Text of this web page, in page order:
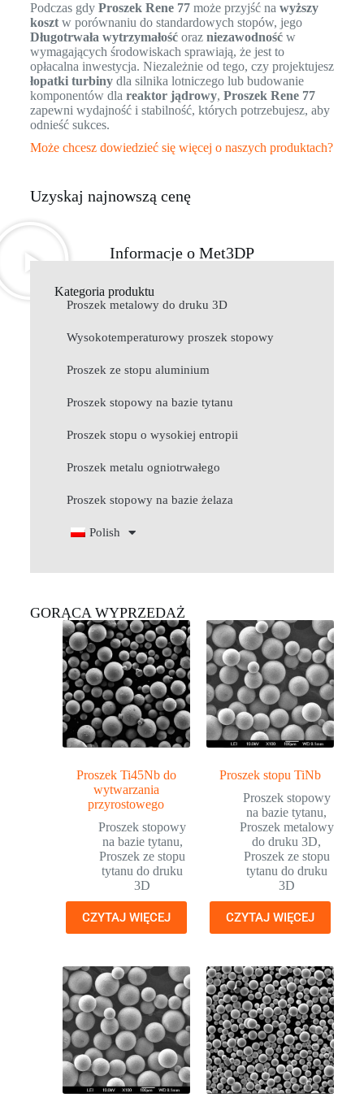
Podczas gdy Proszek Rene 77może przyjść na wyższy
kosztw porównaniu do standardowych stopów, jego
Długotrwała wytrzymałośćoraz niezawodnośćw
wymagających środowiskach sprawiają, że jest to
opłacalna inwestycja. Niezależnie od tego, czy projektujesz
łopatki turbinydla silnika lotniczego lub budowanie
komponentów dla reaktor jądrowy, Proszek Rene 77
zapewni wydajność i stabilność, których potrzebujesz, aby
odnieść sukces.
Może chcesz dowiedzieć się więcej o naszych produktach?
Uzyskaj najnowszą cenę
Informacje o Met3DP
Kategoria produktu
Proszek metalowy do druku 3D
Wysokotemperaturowy proszek stopowy
Proszek ze stopu aluminium
Proszek stopowy na bazie tytanu
Proszek stopu o wysokiej entropii
Proszek metalu ogniotrwałego
Proszek stopowy na bazie żelaza
Polish
GORĄCA WYPRZEDAŻ
Proszek Ti45Nb do
wytwarzania
przyrostowego
Proszek stopowy
na bazie tytanu,
Proszek ze stopu
tytanu do druku
3D
CZYTAJ WIĘCEJ
Proszek stopu TiNb
Proszek stopowy
na bazie tytanu,
Proszek metalowy
do druku 3D,
Proszek ze stopu
tytanu do druku
3D
CZYTAJ WIĘCEJ